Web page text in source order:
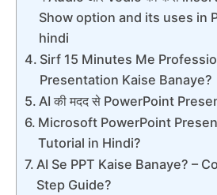
Show option and its uses in
hindi
Sirf 15 Minutes Me
Presentation Kaise Banaye?
AI की मदद से PowerPoint
Microsoft PowerPoint
Tutorial in Hindi?
AI Se PPT Kaise Banaye? –
Step Guide?